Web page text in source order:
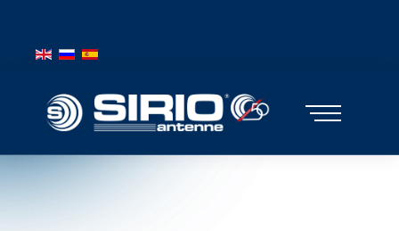
Seleziona la tua lingua